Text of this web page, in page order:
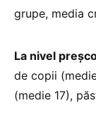
grupe, media
La nivel
de copii
(medie 17),